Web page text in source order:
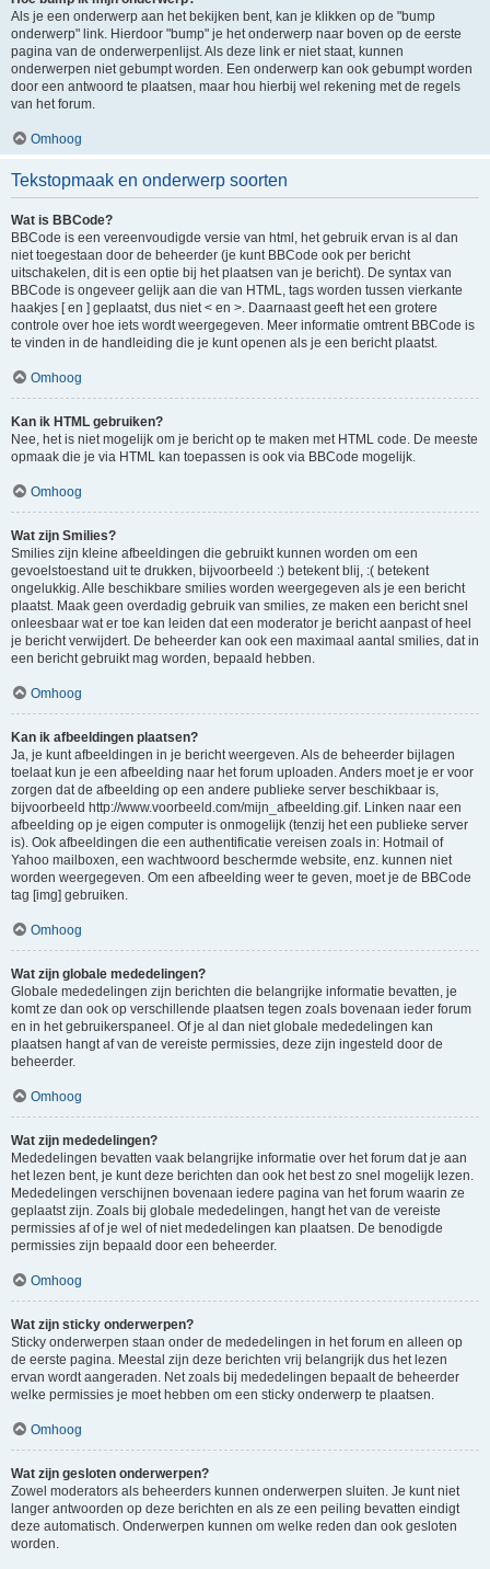
Als je een onderwerp aan het bekijken bent, kan je klikken op de "bump
onderwerp" link. Hierdoor "bump" je het onderwerp naar boven op de eerste
pagina van de onderwerpenlijst. Als deze link er niet staat, kunnen
onderwerpen niet gebumpt worden. Een onderwerp kan ook gebumpt worden
door een antwoord te plaatsen, maar hou hierbij wel rekening met de regels
van het forum.
Omhoog
Tekstopmaak en onderwerp soorten
Wat is BBCode?
BBCode is een vereenvoudigde versie van html, het gebruik ervan is al dan
niet toegestaan door de beheerder (je kunt BBCode ook per bericht
uitschakelen, dit is een optie bij het plaatsen van je bericht). De syntax van
BBCode is ongeveer gelijk aan die van HTML, tags worden tussen vierkante
haakjes [ en ] geplaatst, dus niet < en >. Daarnaast geeft het een grotere
controle over hoe iets wordt weergegeven. Meer informatie omtrent BBCode is
te vinden in de handleiding die je kunt openen als je een bericht plaatst.
Omhoog
Kan ik HTML gebruiken?
Nee, het is niet mogelijk om je bericht op te maken met HTML code. De meeste
opmaak die je via HTML kan toepassen is ook via BBCode mogelijk.
Omhoog
Wat zijn Smilies?
Smilies zijn kleine afbeeldingen die gebruikt kunnen worden om een
gevoelstoestand uit te drukken, bijvoorbeeld :) betekent blij, :( betekent
ongelukkig. Alle beschikbare smilies worden weergegeven als je een bericht
plaatst. Maak geen overdadig gebruik van smilies, ze maken een bericht snel
onleesbaar wat er toe kan leiden dat een moderator je bericht aanpast of heel
je bericht verwijdert. De beheerder kan ook een maximaal aantal smilies, dat in
een bericht gebruikt mag worden, bepaald hebben.
Omhoog
Kan ik afbeeldingen plaatsen?
Ja, je kunt afbeeldingen in je bericht weergeven. Als de beheerder bijlagen
toelaat kun je een afbeelding naar het forum uploaden. Anders moet je er voor
zorgen dat de afbeelding op een andere publieke server beschikbaar is,
bijvoorbeeld http://www.voorbeeld.com/mijn_afbeelding.gif. Linken naar een
afbeelding op je eigen computer is onmogelijk (tenzij het een publieke server
is). Ook afbeeldingen die een authentificatie vereisen zoals in: Hotmail of
Yahoo mailboxen, een wachtwoord beschermde website, enz. kunnen niet
worden weergegeven. Om een afbeelding weer te geven, moet je de BBCode
tag [img] gebruiken.
Omhoog
Wat zijn globale mededelingen?
Globale mededelingen zijn berichten die belangrijke informatie bevatten, je
komt ze dan ook op verschillende plaatsen tegen zoals bovenaan ieder forum
en in het gebruikerspaneel. Of je al dan niet globale mededelingen kan
plaatsen hangt af van de vereiste permissies, deze zijn ingesteld door de
beheerder.
Omhoog
Wat zijn mededelingen?
Mededelingen bevatten vaak belangrijke informatie over het forum dat je aan
het lezen bent, je kunt deze berichten dan ook het best zo snel mogelijk lezen.
Mededelingen verschijnen bovenaan iedere pagina van het forum waarin ze
geplaatst zijn. Zoals bij globale mededelingen, hangt het van de vereiste
permissies af of je wel of niet mededelingen kan plaatsen. De benodigde
permissies zijn bepaald door een beheerder.
Omhoog
Wat zijn sticky onderwerpen?
Sticky onderwerpen staan onder de mededelingen in het forum en alleen op
de eerste pagina. Meestal zijn deze berichten vrij belangrijk dus het lezen
ervan wordt aangeraden. Net zoals bij mededelingen bepaalt de beheerder
welke permissies je moet hebben om een sticky onderwerp te plaatsen.
Omhoog
Wat zijn gesloten onderwerpen?
Zowel moderators als beheerders kunnen onderwerpen sluiten. Je kunt niet
langer antwoorden op deze berichten en als ze een peiling bevatten eindigt
deze automatisch. Onderwerpen kunnen om welke reden dan ook gesloten
worden.